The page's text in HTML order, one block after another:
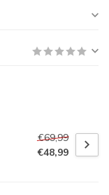
€69,99
€48,99